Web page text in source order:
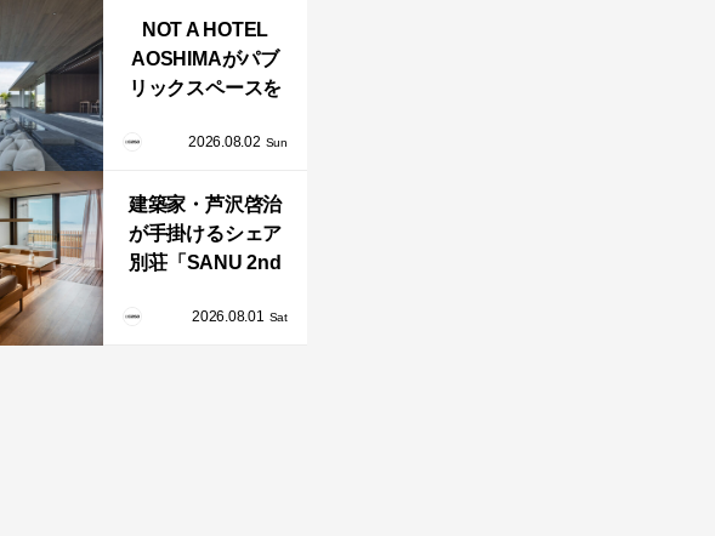
感の正体
NOT A HOTEL
AOSHIMAがパブ
リックスペースを
「CHILL2.0」
業！
2026.08.02 Sun
建築家・芦沢啓治
が手掛けるシェア
別荘「SANU 2nd
Owners」、新拠点
2026.08.01 Sat